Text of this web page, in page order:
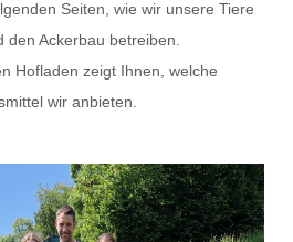
Seiten, wie wir unsere Tiere
den Ackerbau betreiben.
Hofladen zeigt Ihnen, welche
wir anbieten.